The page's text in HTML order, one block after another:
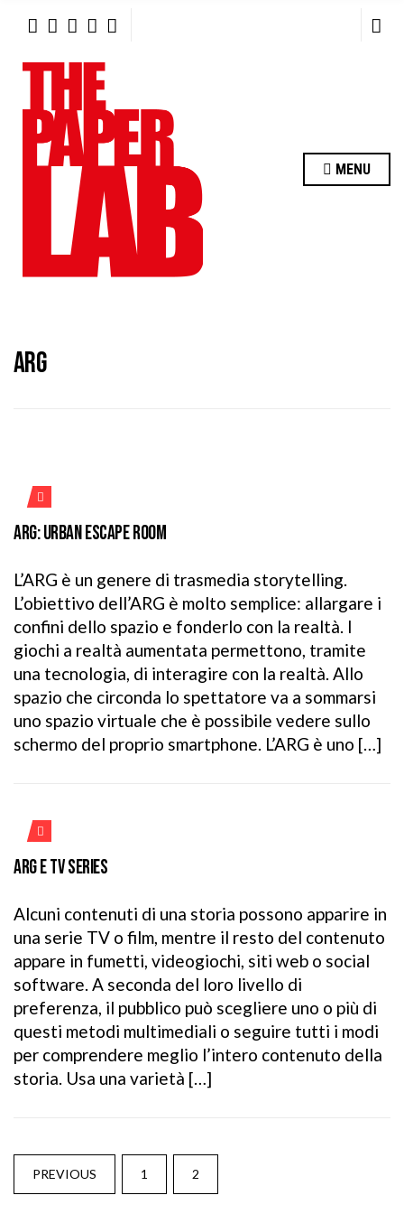
H
O
MENU
ARG
ARG: URBAN ESCAPE ROOM
L’ARG è un genere di trasmedia storytelling.
L’obiettivo dell’ARG è molto semplice: allargare i
confini dello spazio e fonderlo con la realtà. I
giochi a realtà aumentata permettono, tramite
una tecnologia, di interagire con la realtà. Allo
spazio che circonda lo spettatore va a sommarsi
uno spazio virtuale che è possibile vedere sullo
schermo del proprio smartphone. L’ARG è uno […]
ARG E TV SERIES
Alcuni contenuti di una storia possono apparire in
una serie TV o film, mentre il resto del contenuto
appare in fumetti, videogiochi, siti web o social
software. A seconda del loro livello di
preferenza, il pubblico può scegliere uno o più di
questi metodi multimediali o seguire tutti i modi
per comprendere meglio l’intero contenuto della
storia. Usa una varietà […]
POSTS
PREVIOUS 1 2